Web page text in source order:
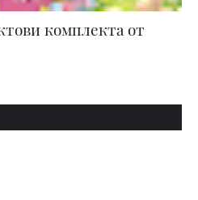
комплекта от